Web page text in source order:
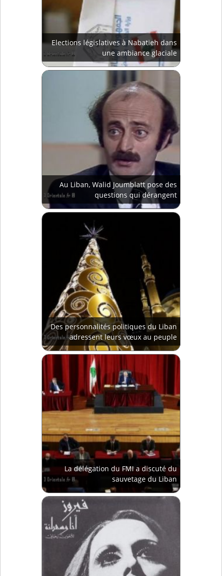
Elections législatives à Nabatieh dans
une ambiance glaciale
Au Liban, Walid Joumblatt pose des
questions qui dérangent
Des personnalités politiques du Liban
adressent leurs vœux au peuple
La délégation du FMI a discuté du
sauvetage du Liban